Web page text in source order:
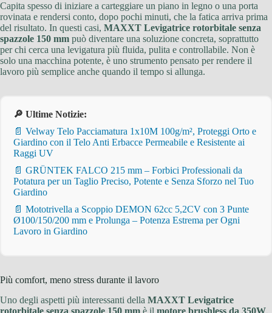
Capita spesso di iniziare a carteggiare un piano in legno o una porta
rovinata e rendersi conto, dopo pochi minuti, che la fatica arriva prima
del risultato. In questi casi, MAXXT Levigatrice rotorbitale senza
spazzole 150 mm può diventare una soluzione concreta, soprattutto
per chi cerca una levigatura più fluida, pulita e controllabile. Non è
solo una macchina potente, è uno strumento pensato per rendere il
lavoro più semplice anche quando il tempo si allunga.
🔎 Ultime Notizie:
📄 Velway Telo Pacciamatura 1x10M 100g/m², Proteggi Orto e
Giardino con il Telo Anti Erbacce Permeabile e Resistente ai
Raggi UV
📄 GRÜNTEK FALCO 215 mm – Forbici Professionali da
Potatura per un Taglio Preciso, Potente e Senza Sforzo nel Tuo
Giardino
📄 Mototrivella a Scoppio DEMON 62cc 5,2CV con 3 Punte
Ø100/150/200 mm e Prolunga – Potenza Estrema per Ogni
Lavoro in Giardino
Più comfort, meno stress durante il lavoro
Uno degli aspetti più interessanti della MAXXT Levigatrice
rotorbitale senza spazzole 150 mm è il motore brushless da 350W,